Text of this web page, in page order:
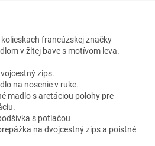
francúzskej značky
v žltej bave s motívom leva.
zips.
na nosenie v ruke.
madlo s aretáciou polohy pre
s potlačou
na dvojcestný zips a poistné